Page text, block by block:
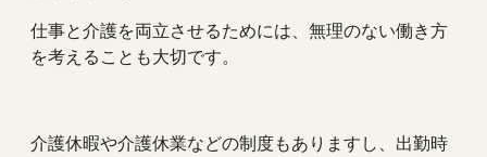
仕事と介護を両立させるためには、無理のない働き方
を考えることも大切です。
介護休暇や介護休業などの制度もありますし、出勤時